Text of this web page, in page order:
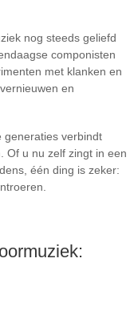
nog steeds geliefd
componisten
met klanken en
en
generaties verbindt
Of u nu zelf zingt in een
één ding is zeker: